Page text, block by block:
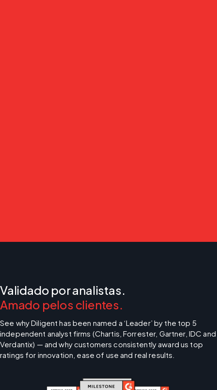
Validado por analistas.
Amado pelos clientes.
See why Diligent has been named a ‘Leader’ by the top 5
independent analyst firms (Chartis, Forrester, Gartner, IDC and
Verdantix) — and why customers consistently award us top
ratings for innovation, ease of use and real results.